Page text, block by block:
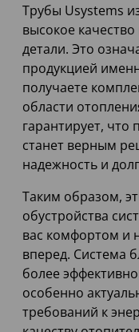
Трубы Usystems
высокое
детали. Это
продукцией
получаете
области
гарантирует, что
станет верным
надежность и
Таким образом,
обустройства
вас комфортом и
вперед. Система
более
особенно
требований к